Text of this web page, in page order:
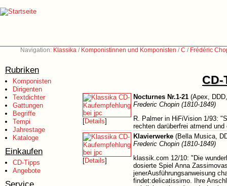
Navigation: Klassika / Komponistinnen und Komponisten /C / Frédéric
Rubriken
Komponisten
Dirigenten
Textdichter
Gattungen
Begriffe
Tempi
Jahrestage
Kataloge
Einkaufen
CD-Tipps
Angebote
Service
[Details]
Nocturnes Nr.1-21 (Apex,
Frederic Chopin (1810-1849)
R. Palmer in HiFiVision 1/93:
rechten darüberfrei atmend
[Details]
Klavierwerke (Bella Musica,
Frederic Chopin (1810-1849)
klassik.com 12/10: "Die
dosierte Spiel Anna
jenerAusführungsanweisung
findet:delicatissimo. Ihre